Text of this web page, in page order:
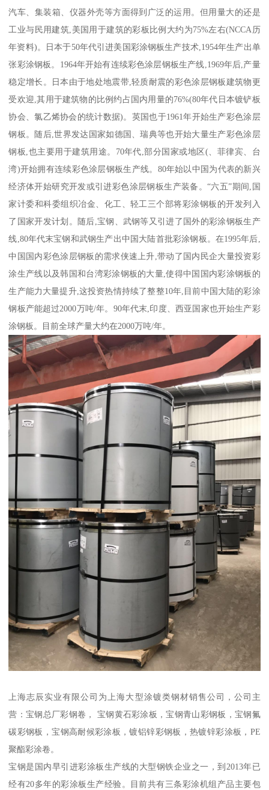
汽车、集装箱、仪器外壳等方面得到广泛的运用。但用量大的还是
工业与民用建筑,美国用于建筑的彩板比例大约为75%左右(NCCA历
年资料)。日本于50年代引进美国彩涂钢板生产技术,1954年生产出单
张彩涂钢板。1964年开始有连续彩色涂层钢板生产线,1969年后,产量
稳定增长。日本由于地处地震带,轻质耐震的彩色涂层钢板建筑物更
受欢迎,其用于建筑物的比例约占国内用量的76%(80年代日本镀铲板
协会、氯乙烯协会的统计数据)。英国也于1961年开始生产彩色涂层
钢板。随后,世界发达国家如德国、瑞典等也开始大量生产彩色涂层
钢板,也主要用于建筑用途。70年代,部分国家或地区(、菲律宾、台
湾)开始拥有连续彩色涂层钢板生产线。80年始以中国为代表的新兴
经济体开始研究开发或引进彩色涂层钢板生产装备。“六五”期间,国
家计委和科委组织冶金、化工、轻工三个部将彩涂钢板的开发列入
了国家开发计划。随后,宝钢、武钢等又引进了国外的彩涂钢板生产
线,80年代末宝钢和武钢生产出中国大陆首批彩涂钢板。在1995年后,
中国国内彩色涂层钢板的需求侠速上升,带动了国内民企大量投资彩
涂生产线以及韩国和台湾彩涂钢板的大量,使得中国国内彩涂钢板的
生产能力大量提升,这投资热情持续了整整10年,目前中国大陆的彩涂
钢板产能超过2000万吨/年。90年代末,印度、西亚国家也开始生产彩
涂钢板。目前全球产量大约在2000万吨/年。
上海志辰实业有限公司为上海大型涂镀类钢材销售公司，公司主
营：宝钢总厂彩钢卷， 宝钢黄石彩涂板，宝钢青山彩钢板，宝钢氟
碳彩钢板，宝钢高耐候彩涂板，镀铝锌彩钢板，热镀锌彩涂板，PE
聚酯彩涂卷。
宝钢是国内早引进彩涂板生产线的大型钢铁企业之一，到2013年已
经有20多年的彩涂板生产经验。目前共有三条彩涂机组产品主要包